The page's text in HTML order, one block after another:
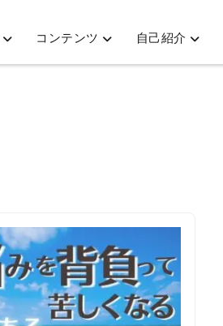
コンテンツ 自己紹介